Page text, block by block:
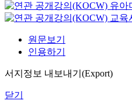
유아
교육
원문보기
인용하기
서지정보 내보내기(Export)
닫기